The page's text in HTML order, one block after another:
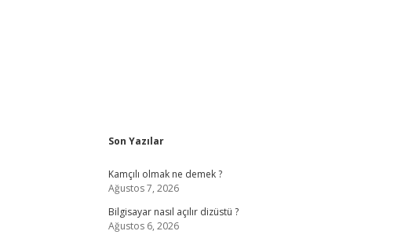
Sidebar
Son Yazılar
Kamçılı olmak ne demek ?
Ağustos 7, 2026
Bilgisayar nasıl açılır dizüstü ?
Ağustos 6, 2026